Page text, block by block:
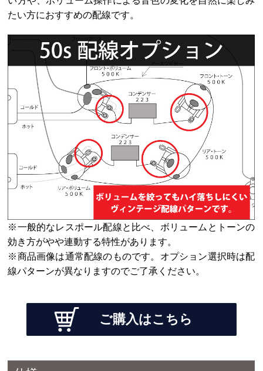
たい方におすすめの配線です。
※一般的なレスポール配線と比べ、ボリュームとトーンの
効き方がやや連動する特性があります。
※商品画像は通常配線のものです。オプション選択時は配
線パターンが異なりますのでご了承ください。
ご購入はこちら